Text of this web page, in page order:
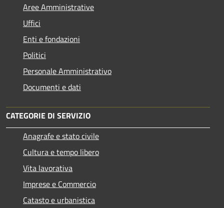
Aree Amministrative
Uffici
Enti e fondazioni
Politici
Personale Amministrativo
Documenti e dati
CATEGORIE DI SERVIZIO
Anagrafe e stato civile
Cultura e tempo libero
Vita lavorativa
Imprese e Commercio
Catasto e urbanistica